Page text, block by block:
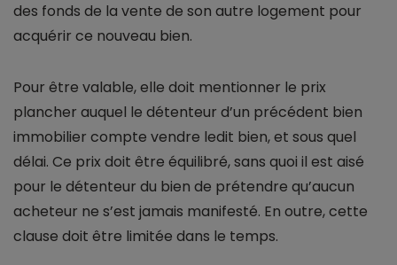
des fonds de la vente de son autre logement pour
acquérir ce nouveau bien.
Pour être valable, elle doit mentionner le prix
plancher auquel le détenteur d’un précédent bien
immobilier compte vendre ledit bien, et sous quel
délai. Ce prix doit être équilibré, sans quoi il est aisé
pour le détenteur du bien de prétendre qu’aucun
acheteur ne s’est jamais manifesté. En outre, cette
clause doit être limitée dans le temps.